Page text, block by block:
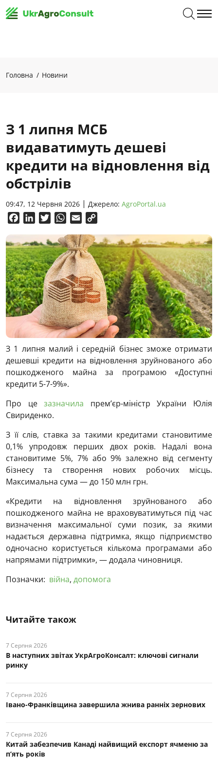
Головна Новини
З 1 липня МСБ
видаватимуть дешеві
кредити на відновлення від
обстрілів
09:47, 12 Червня 2026 Джерело: AgroPortal.ua
FacebookLinkedInTwitterWhatsApp
Email
З 1 липня малий і середній бізнес зможе отримати
дешевші кредити на відновлення зруйнованого або
пошкодженого майна за програмою «Доступні
кредити 5-7-9%».
Про цезазначила прем’єр-міністр України Юлія
Свириденко.
З її слів, ставка за такими кредитами становитиме
0,1% упродовж перших двох років. Надалі вона
становитиме 5%, 7% або 9% залежно від сегменту
бізнесу та створення нових робочих місць.
Максимальна сума — до 150 млн грн.
«Кредити на відновлення зруйнованого або
пошкодженого майна не враховуватимуться під час
визначення максимальної суми позик, за якими
надається державна підтримка, якщо підприємство
одночасно користується кількома програмами або
напрямами підтримки», — додала чиновниця.
Позначки: війна, допомога
Читайте також
7 Серпня 2026
В наступних звітах УкрАгроКонсалт: ключові cигнали
ринку
7 Серпня 2026
Івано-Франківщина завершила жнива ранніх зернових
7 Серпня 2026
Китай забезпечив Канаді найвищий експорт ячменю за
п’ять років